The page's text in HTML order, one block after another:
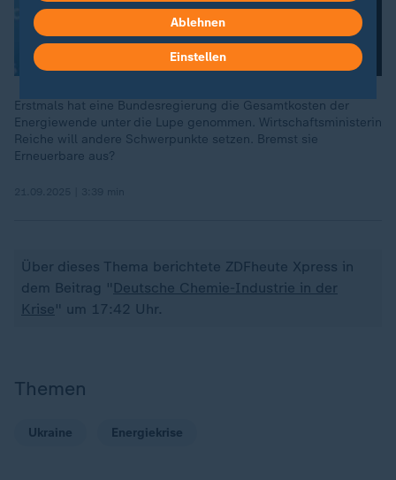
Erstmals hat eine Bundesregierung die Gesamtkosten der
Energiewende unter die Lupe genommen. Wirtschaftsministerin
Reiche will andere Schwerpunkte setzen. Bremst sie
Erneuerbare aus?
Über dieses Thema berichtete ZDFheute Xpress in
dem Beitrag " Deutsche Chemie-Industrie in der
Krise" um 17:42 Uhr.
Themen
Ukraine Energiekrise
Ablehnen
Einstellen